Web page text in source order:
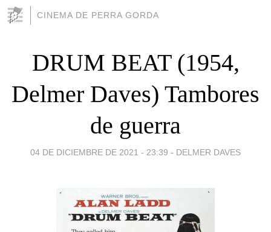
CINEMA DE PERRA GORDA
DRUM BEAT (1954,
Delmer Daves) Tambores
de guerra
04 DE DICIEMBRE DE 2021 - 23:39 - DELMER DAVES